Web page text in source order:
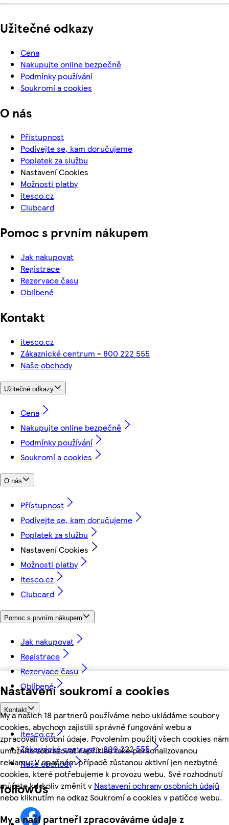
Nastavení soukromí a cookies
My a našich 18 partnerů používáme nebo ukládáme soubory
cookies, abychom zajistili správné fungování webu a
zpracovali osobní údaje. Povolením použití všech cookies nám
umožníte zobrazovat například také personalizovanou
reklamu. V opačném případě zůstanou aktivní jen nezbytné
cookies, které potřebujeme k provozu webu. Své rozhodnutí
můžete kdykoliv změnit v Nastavení ochrany osobních údajů
nebo kliknutím na odkaz Soukromí a cookies v patičce webu.
My a naši partneři zpracováváme údaje z
Užitečné odkazy
Cena
Nakupujte online bezpečně
Podmínky používání
Soukromí a cookies
O nás
Přístupnost
Podívejte se, kam doručujeme
Poplatek za službu
Nastavení Cookies
Možnosti platby
itesco.cz
Clubcard
Pomoc s prvním nákupem
Jak nakupovat
Registrace
Rezervace času
Oblíbené
Kontakt
itesco.cz
Zákaznické centrum - 800 222 555
Naše obchody
Užitečné odkazy
Cena
Nakupujte online bezpečně
Podmínky používání
Soukromí a cookies
O nás
Přístupnost
Podívejte se, kam doručujeme
Poplatek za službu
Nastavení Cookies
Možnosti platby
itesco.cz
Clubcard
Pomoc s prvním nákupem
Jak nakupovat
Registrace
Rezervace času
Oblíbené
Kontakt
itesco.cz
Zákaznické centrum - 800 222 555
Naše obchody
followUs